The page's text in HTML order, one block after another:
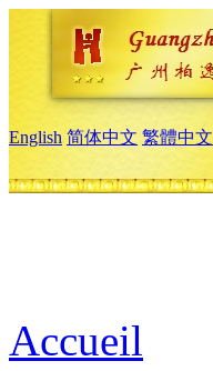
English 简体中文 繁體中文
Accueil